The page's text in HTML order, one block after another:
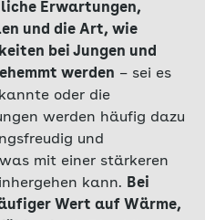
Erwartungen,
und die Art, wie
bei Jungen und
werden – sei es
oder die
werden häufig dazu
und
mit einer stärkeren
kann. Bei
Wert auf Wärme,